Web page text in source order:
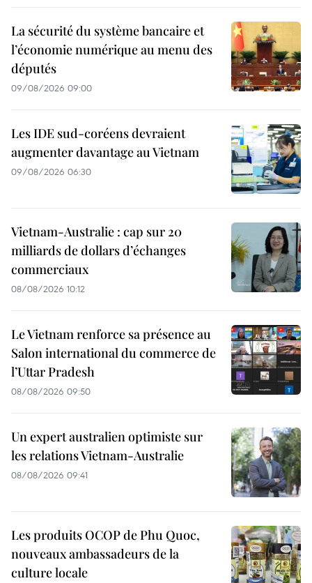
La sécurité du système bancaire et
l’économie numérique au menu des
députés
09/08/2026 09:00
Les IDE sud-coréens devraient
augmenter davantage au Vietnam
09/08/2026 06:30
Vietnam-Australie : cap sur 20
milliards de dollars d’échanges
commerciaux
08/08/2026 10:12
Le Vietnam renforce sa présence au
Salon international du commerce de
l’Uttar Pradesh
08/08/2026 09:50
Un expert australien optimiste sur
les relations Vietnam-Australie
08/08/2026 09:41
Les produits OCOP de Phu Quoc,
nouveaux ambassadeurs de la
culture locale